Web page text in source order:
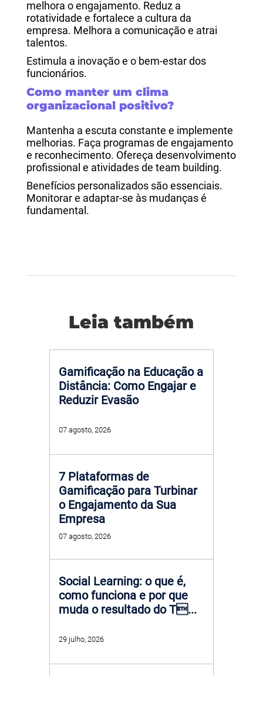
melhora o engajamento. Reduz a
rotatividade e fortalece a cultura da
empresa. Melhora a comunicação e atrai
talentos.
Estimula a inovação e o bem-estar dos
funcionários.
Como manter um clima
organizacional positivo?
Mantenha a escuta constante e implemente
melhorias. Faça programas de engajamento
e reconhecimento. Ofereça desenvolvimento
profissional e atividades de team building.
Benefícios personalizados são essenciais.
Monitorar e adaptar-se às mudanças é
fundamental.
Leia também
Gamificação na Educação a
Distância: Como Engajar e
Reduzir Evasão
07 agosto, 2026
7 Plataformas de
Gamificação para Turbinar
o Engajamento da Sua
Empresa
07 agosto, 2026
Social Learning: o que é,
como funciona e por que
muda o resultado do T...
29 julho, 2026